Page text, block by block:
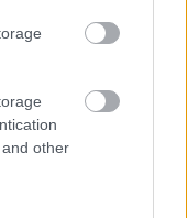
other